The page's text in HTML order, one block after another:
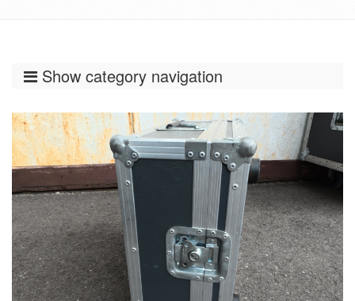
Show category navigation